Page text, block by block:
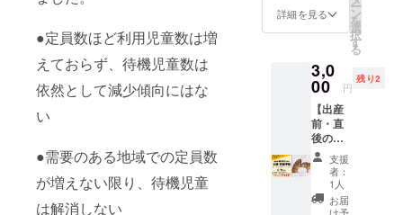
●定員数ほど利用児童数は増
えておらず、待機児童数は
依然として減少傾向にはな
い
●需要のある地域での定員数
が増えない限り、待機児童
は解消しない
谷男女
ティセ
ンター
リス＞
対象：
出産
前・直
後のパ
パまた
はご夫
月7日
（金）
内容：
(A)18:3
0～
19:45
お産の
日の１
日
(B)19:4
21:00
詳細を見る ー
ン
を
選
択
す
る
3,0
00 円
残り2
【出産
前・直
後のパ
パへ
（新企
画）】
助産師
難波直
支援
者：
1人
お届